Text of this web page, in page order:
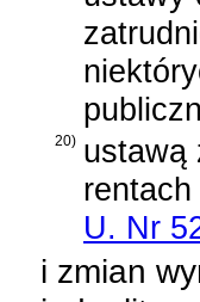
20) ustawą
U. Nr
i zmian